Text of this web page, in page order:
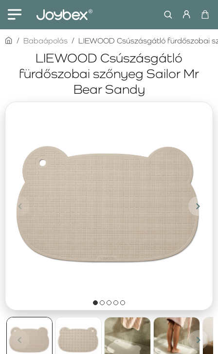
LIEWOOD Csúszásgátló
fürdőszobai szőnyeg Sailor Mr
Bear Sandy
homeBabaápolás LIEWOOD Csúszásgátló fürdőszobai